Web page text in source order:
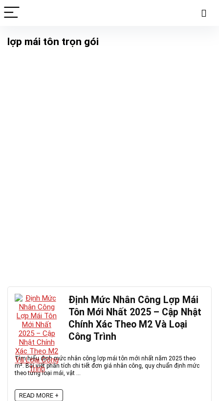
lợp mái tôn trọn gói
Định Mức Nhân Công Lợp Mái
Tôn Mới Nhất 2025 – Cập Nhật
Chính Xác Theo M2 Và Loại
Công Trình
Tìm hiểu định mức nhân công lợp mái tôn mới nhất năm 2025 theo
m². Bài viết phân tích chi tiết đơn giá nhân công, quy chuẩn định mức
theo từng loại mái, vật ...
READ MORE +